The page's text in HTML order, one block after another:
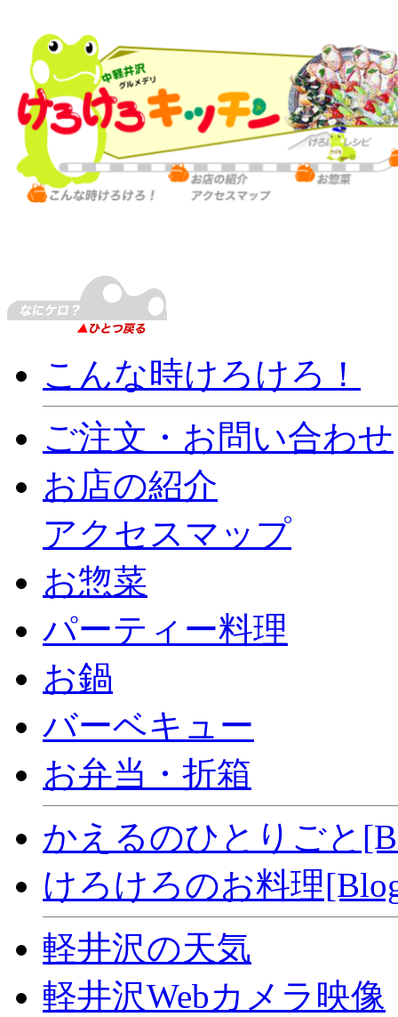
こんな時けろけろ！
ご注文・お問い合わせ
お店の紹介
アクセスマップ
お惣菜
パーティー料理
お鍋
バーベキュー
お弁当・折箱
かえるのひとりごと
けろけろのお料理
軽井沢の天気
軽井沢Webカメラ映像